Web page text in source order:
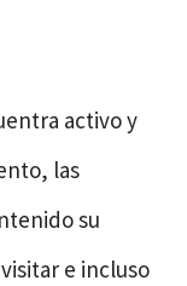
activo y
las
su
e incluso